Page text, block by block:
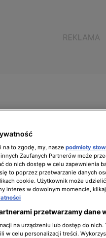
to zgodę, my, nasze podmioty
innych Zaufanych Partnerów może
do nich dostęp w celu zapewnienia
to poprzez przetwarzanie danych
cookie. Użytkownik może
interes w dowolnym momencie,
przetwarzamy dane
na urządzeniu lub dostęp do
w celu personalizacji treści.